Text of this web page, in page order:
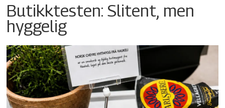
Butikktesten: Slitent, men
hyggelig